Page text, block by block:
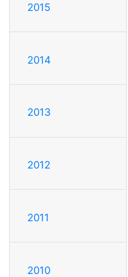
2015
2014
2013
2012
2011
2010